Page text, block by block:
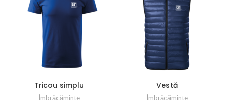
Tricou simplu
Îmbrăcăminte
Vestă
Îmbrăcăminte